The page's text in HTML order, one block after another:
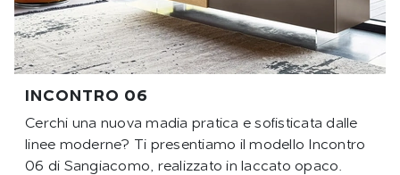
INCONTRO 06
Cerchi una nuova madia pratica e sofisticata dalle
linee moderne? Ti presentiamo il modello Incontro
06 di Sangiacomo, realizzato in laccato opaco.